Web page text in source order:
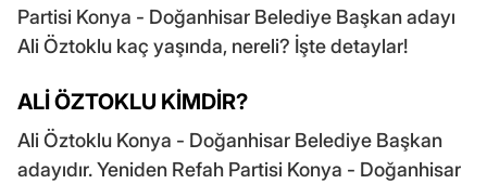
Partisi Konya - Doğanhisar Belediye Başkan adayı
Ali Öztoklu kaç yaşında, nereli? İşte detaylar!
ALİ ÖZTOKLU KİMDİR?
Ali Öztoklu Konya - Doğanhisar Belediye Başkan
adayıdır. Yeniden Refah Partisi Konya - Doğanhisar